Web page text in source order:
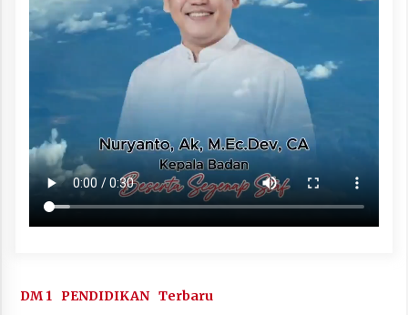
DM 1 PENDIDIKAN Terbaru